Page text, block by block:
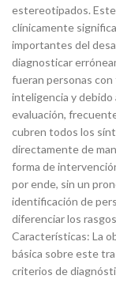
estereotipados.
clínicamente
importantes del
diagnosticar
fueran personas
inteligencia y debido
evaluación,
cubren todos los
directamente de
forma de
por ende, sin un
identificación de
diferenciar los
Características: La
básica sobre este
criterios de